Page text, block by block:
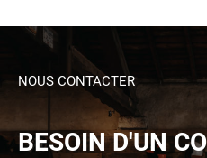
NOUS CONTACTER
BESOIN D'UN